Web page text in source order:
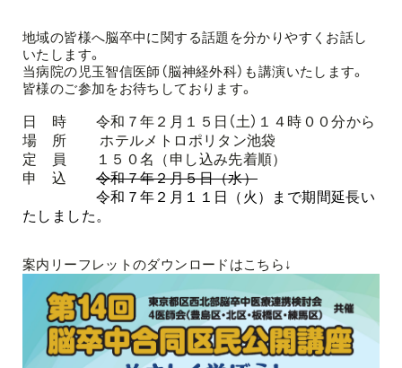
地域の皆様へ脳卒中に関する話題を分かりやすくお話し
いたします。
当病院の 児玉智信医師（脳神経外科） も講演いたします。
皆様のご参加をお待ちしております。
日 時 令和７年２月１５日（土）１４時００分から
場 所
ホテルメトロポリタン池袋
定 員 １５０名（申し込み先着順）
申 込令和７年２月５日（水）
令和７年２月１１日（火）まで期間延長い
たしました。
案内リーフレットのダウンロードはこちら↓